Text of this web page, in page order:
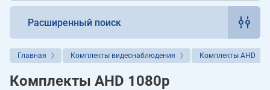
Расширенный поиск
Главная Комплекты видеонаблюдения Комплекты AHD
Комплекты AHD 1080p